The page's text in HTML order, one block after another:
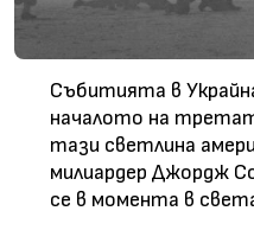
Събитията в
началото на
тази светлина
милиардер Джордж
се в момента в